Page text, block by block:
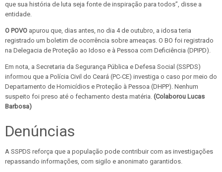
que sua história de luta seja fonte de inspiração para todos”, disse a
entidade.
O POVO apurou que, dias antes, no dia 4 de outubro, a idosa teria
registrado um boletim de ocorrência sobre ameaças. O BO foi registrado
na Delegacia de Proteção ao Idoso e à Pessoa com Deficiência (DPIPD).
Em nota, a Secretaria da Segurança Pública e Defesa Social (SSPDS)
informou que a Polícia Civil do Ceará (PC-CE) investiga o caso por meio do
Departamento de Homicídios e Proteção à Pessoa (DHPP). Nenhum
suspeito foi preso até o fechamento desta matéria. (Colaborou Lucas
Barbosa)
Denúncias
A SSPDS reforça que a população pode contribuir com as investigações
repassando informações, com sigilo e anonimato garantidos.